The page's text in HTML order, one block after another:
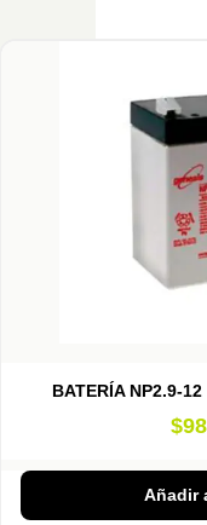
BATERÍA NP2.9-
$
Añadir